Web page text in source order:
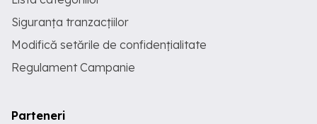
Siguranța tranzacțiilor
Modifică setările de confidențialitate
Regulament Campanie
Parteneri